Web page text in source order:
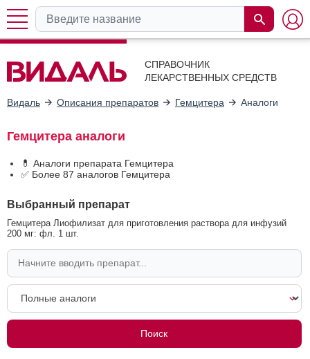
СПРАВОЧНИК
ЛЕКАРСТВЕННЫХ СРЕДСТВ
Видаль Описания препаратов Гемцитера Аналоги
Гемцитера аналоги
💊 Аналоги препарата Гемцитера
✅ Более 87 аналогов Гемцитера
Выбранный препарат
Гемцитера Лиофилизат для приготовления раствора для инфузий
200 мг: фл. 1 шт.